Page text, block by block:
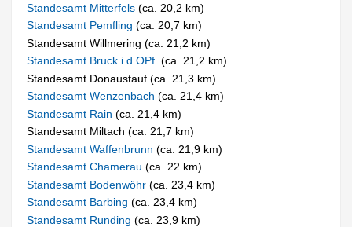
Standesamt Mitterfels(ca. 20,2 km)
Standesamt Pemfling(ca. 20,7 km)
Standesamt Willmering (ca. 21,2 km)
Standesamt Bruck i.d.OPf.(ca. 21,2 km)
Standesamt Donaustauf (ca. 21,3 km)
Standesamt Wenzenbach(ca. 21,4 km)
Standesamt Rain(ca. 21,4 km)
Standesamt Miltach (ca. 21,7 km)
Standesamt Waffenbrunn(ca. 21,9 km)
Standesamt Chamerau(ca. 22 km)
Standesamt Bodenwöhr(ca. 23,4 km)
Standesamt Barbing(ca. 23,4 km)
Standesamt Runding(ca. 23,9 km)